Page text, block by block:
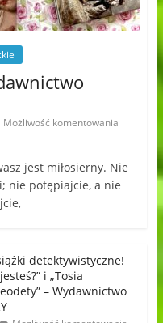
Możliwość komentowania
jest miłosierny. Nie
nie potępiajcie, a nie
detektywistyczne!
i „Tosia
– Wydawnictwo